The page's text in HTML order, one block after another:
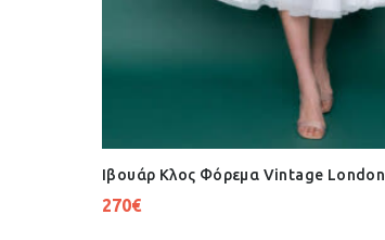
Ιβουάρ Κλος Φόρεμα Vintage London
270€